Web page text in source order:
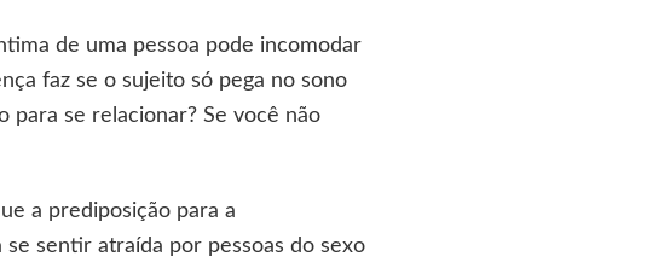
de uma pessoa pode incomodar
faz se o sujeito só pega no sono
para se relacionar? Se você não
a prediposição para a
se sentir atraída por pessoas do sexo